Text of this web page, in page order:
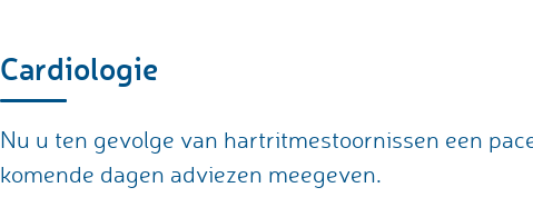
Cardiologie
Nu u ten gevolge van hartritmestoornissen een
komende dagen adviezen meegeven.